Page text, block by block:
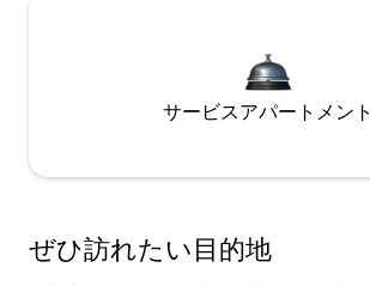
サービスアパートメント
ぜひ訪⁠れ⁠た⁠い目⁠的⁠地